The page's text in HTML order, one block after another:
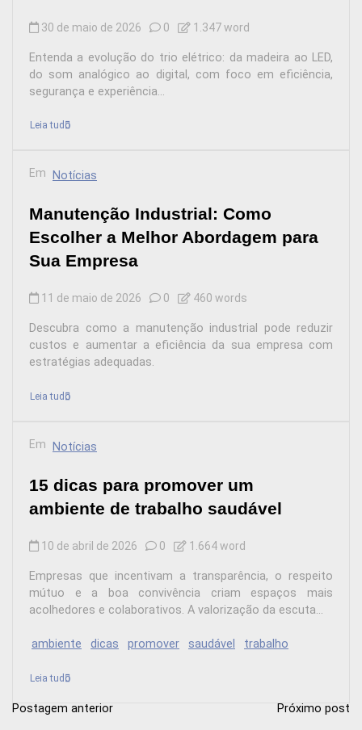
30 de maio de 2026 0 1.347 word
Entenda a evolução do trio elétrico: da madeira ao LED,
do som analógico ao digital, com foco em eficiência,
segurança e experiência...
Leia tudo
Em Notícias
Manutenção Industrial: Como
Escolher a Melhor Abordagem para
Sua Empresa
11 de maio de 2026 0 460 words
Descubra como a manutenção industrial pode reduzir
custos e aumentar a eficiência da sua empresa com
estratégias adequadas.
Leia tudo
Em Notícias
15 dicas para promover um
ambiente de trabalho saudável
10 de abril de 2026 0 1.664 word
Empresas que incentivam a transparência, o respeito
mútuo e a boa convivência criam espaços mais
acolhedores e colaborativos. A valorização da escuta...
ambiente dicas promover saudável trabalho
Leia tudo
N
Postagem anterior Próximo post